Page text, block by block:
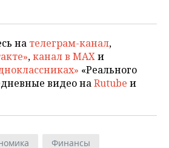
на телеграм-канал,
,канал в MAXи
«Реального
видео наRutube и
Финансы